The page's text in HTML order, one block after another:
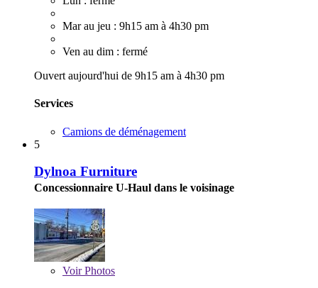
Mar au jeu : 9h15 am à 4h30 pm
Ven au dim : fermé
Ouvert aujourd'hui de 9h15 am à 4h30 pm
Services
Camions de déménagement
5
Dylnoa Furniture
Concessionnaire U-Haul dans le voisinage
VoirPhotos